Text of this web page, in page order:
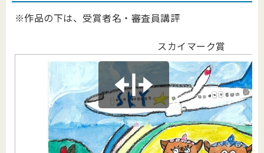
※作品の下は、受賞者名・審査員講評
スカイマーク賞